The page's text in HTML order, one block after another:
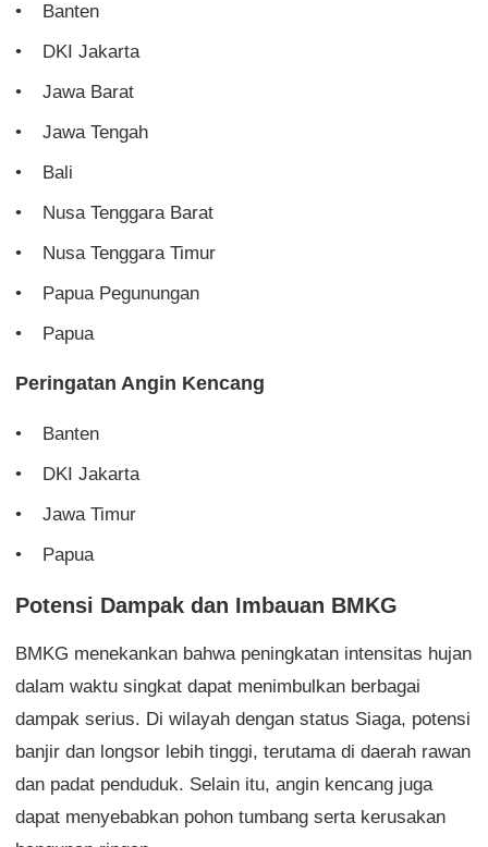
Banten
DKI Jakarta
Jawa Barat
Jawa Tengah
Bali
Nusa Tenggara Barat
Nusa Tenggara Timur
Papua Pegunungan
Papua
Peringatan Angin Kencang
Banten
DKI Jakarta
Jawa Timur
Papua
Potensi Dampak dan Imbauan BMKG
BMKG menekankan bahwa peningkatan intensitas hujan
dalam waktu singkat dapat menimbulkan berbagai
dampak serius. Di wilayah dengan status Siaga, potensi
banjir dan longsor lebih tinggi, terutama di daerah rawan
dan padat penduduk. Selain itu, angin kencang juga
dapat menyebabkan pohon tumbang serta kerusakan